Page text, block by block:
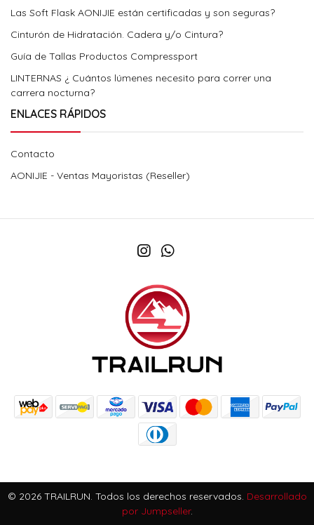
Las Soft Flask AONIJIE están certificadas y son seguras?
Cinturón de Hidratación. Cadera y/o Cintura?
Guía de Tallas Productos Compressport
LINTERNAS ¿ Cuántos lúmenes necesito para correr una
carrera nocturna?
ENLACES RÁPIDOS
Contacto
AONIJIE - Ventas Mayoristas (Reseller)
© 2026 TRAILRUN. Todos los derechos reservados. Desarrollado
por Jumpseller.